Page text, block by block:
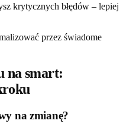
krytycznych błędów – lepiej
przez świadome
na smart:
na zmianę?